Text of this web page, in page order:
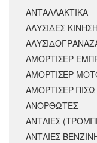
ΑΝΤΑΛΛΑΚΤΙΚΆ
ΑΛΥΣΙΔΕΣ
ΑΜΟΡΤΙΣΕΡ
ΑΜΟΡΤΙΣΈΡ
ΑΜΟΡΤΙΣΕΡ ΠΙΣΩ
ΑΝΟΡΘΩΤΕΣ
ΑΝΤΛΙΕΣ
ΑΝΤΛΙΕΣ